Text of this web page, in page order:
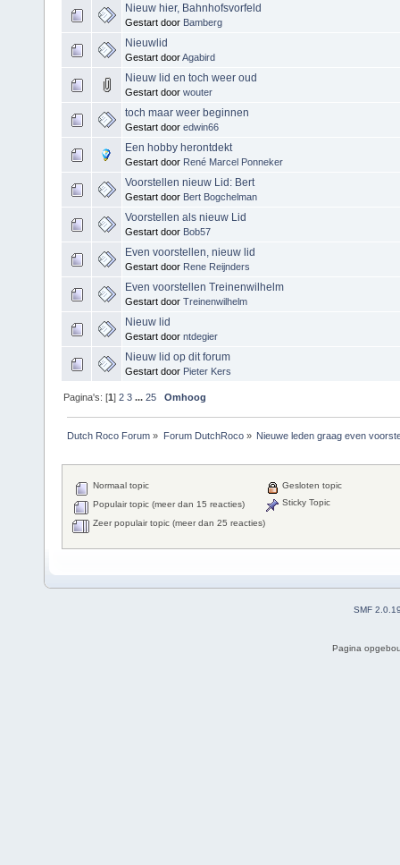
Nieuw hier, Bahnhofsvorfeld
Gestart door Bamberg
Nieuwlid
Gestart doorAgabird
Nieuw lid en toch weer oud
Gestart door wouter
toch maar weer beginnen
Gestart door edwin66
Een hobby herontdekt
Gestart door René Marcel Ponneker
Voorstellen nieuw Lid: Bert
Gestart door Bert Bogchelman
Voorstellen als nieuw Lid
Gestart door Bob57
Even voorstellen, nieuw lid
Gestart door Rene Reijnders
Even voorstellen Treinenwilhelm
Gestart door Treinenwilhelm
Nieuw lid
Gestart door ntdegier
Nieuw lid op dit forum
Gestart door Pieter Kers
Pagina's: [1]2 3 ...25 Omhoog
Dutch Roco Forum » Forum DutchRoco» Nieuwe leden graag even
Normaal topic
Populair topic (meer dan 15 reacties)
Zeer populair topic (meer dan 25 reacties)
Gesloten topic
Sticky Topic
SMF
Pagina